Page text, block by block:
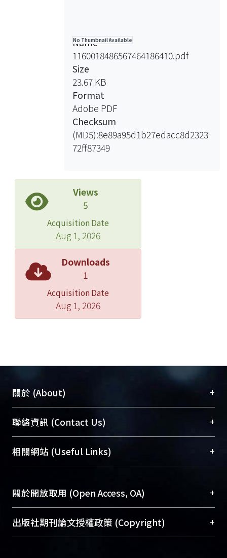
No Thumbnail Available
Name
1160018486567464186410.pdf
Size
23.67 KB
Format
Adobe PDF
Checksum
(MD5):8e89a95d1b27edacc8d2323
72ff87349
Views
5
Acquisition Date
Aug 1, 2026
Downloads
1
Acquisition Date
Aug 1, 2026
關於 (About) +
臺大位居世界頂尖大學之列，為永久珍藏及向國際
展現本校豐碩的研究成果及學術能量，圖書館整合
機構典藏（NTUR）與學術庫（AH）不同功能平
台，成為臺大學術典藏NTU scholars。期能整合研
成果。
To permanently archive and promote researcher
profiles and scholarly works, Library integrates the
services of “NTU Repository” with “Academic
聯絡資訊 (Contact Us) +
總館學科館員(Main Library)
醫學圖書館學科館員(Medical Library)
Sciences Library)
相關網站 (Useful Links) +
關於開放取用 (Open Access, OA) +
開放取用是從使用者角度提升資訊取用性的社會運
動，應用在學術研究上是透過將研究著作公開供使
出版社期刊論文授權政策 (Copyright) +